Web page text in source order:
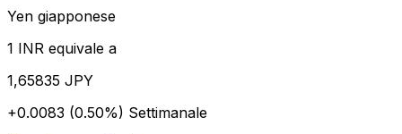
Yen giapponese
1 INR equivale a
1,65835 JPY
+0.0083 (0.50%) Settimanale